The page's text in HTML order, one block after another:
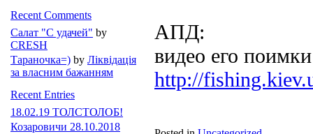
АПД:
видео его
http://
Recent Comments
Салат "С удачей" by
CRESH
Тараночка=) by Ліквідація
за власним бажанням
Recent Entries
18.02.19 ТОЛСТОЛОБ!
Козаровичи 28.10.2018